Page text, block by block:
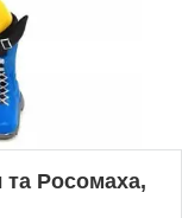
та Росомаха,